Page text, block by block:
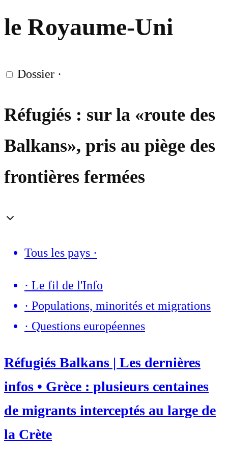
le Royaume-Uni
Dossier ·
Réfugiés : sur la «route des
Balkans», pris au piège des
frontières fermées
Tous les pays ·
· Le fil de l'Info
· Populations, minorités et migrations
· Questions européennes
Réfugiés Balkans | Les dernières
infos • Grèce : plusieurs centaines
de migrants interceptés au large de
la Crète